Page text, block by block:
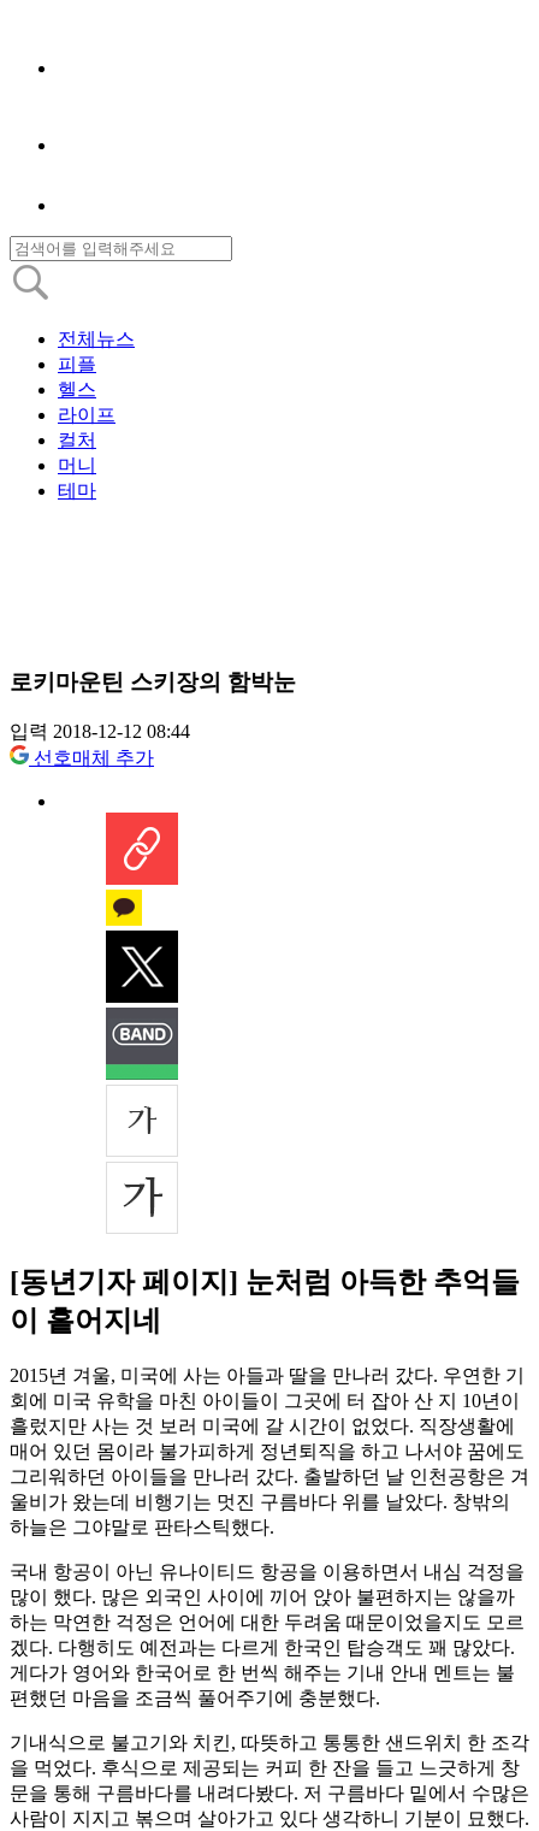
전체뉴스
피플
헬스
라이프
컬처
머니
테마
로키마운틴 스키장의 함박눈
입력 2018-12-12 08:44
선호매체 추가
[동년기자 페이지] 눈처럼 아득한 추억들
이 흩어지네
2015년 겨울, 미국에 사는 아들과 딸을 만나러 갔다. 우연한 기
회에 미국 유학을 마친 아이들이 그곳에 터 잡아 산 지 10년이
흘렀지만 사는 것 보러 미국에 갈 시간이 없었다. 직장생활에
매어 있던 몸이라 불가피하게 정년퇴직을 하고 나서야 꿈에도
그리워하던 아이들을 만나러 갔다. 출발하던 날 인천공항은 겨
울비가 왔는데 비행기는 멋진 구름바다 위를 날았다. 창밖의
하늘은 그야말로 판타스틱했다.
국내 항공이 아닌 유나이티드 항공을 이용하면서 내심 걱정을
많이 했다. 많은 외국인 사이에 끼어 앉아 불편하지는 않을까
하는 막연한 걱정은 언어에 대한 두려움 때문이었을지도 모르
겠다. 다행히도 예전과는 다르게 한국인 탑승객도 꽤 많았다.
게다가 영어와 한국어로 한 번씩 해주는 기내 안내 멘트는 불
편했던 마음을 조금씩 풀어주기에 충분했다.
기내식으로 불고기와 치킨, 따뜻하고 통통한 샌드위치 한 조각
을 먹었다. 후식으로 제공되는 커피 한 잔을 들고 느긋하게 창
문을 통해 구름바다를 내려다봤다. 저 구름바다 밑에서 수많은
사람이 지지고 볶으며 살아가고 있다 생각하니 기분이 묘했다.